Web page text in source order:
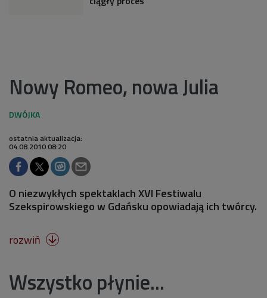
Nowy Romeo, nowa Julia
ostatnia aktualizacja:
04.08.2010 08:20
O niezwykłych spektaklach XVI Festiwalu
Szekspirowskiego w Gdańsku opowiadają ich twórcy.
rozwiń 
Wszystko płynie...